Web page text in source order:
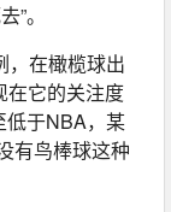
”。
，在橄榄球出
在它的关注度
低于NBA，某
有鸟棒球这种